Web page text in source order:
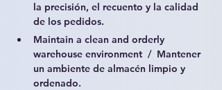
la precisión, el recuento y la calidad
de los pedidos.
Maintain a clean and orderly
warehouse environment  /  Mantener
un ambiente de almacén limpio y
ordenado.